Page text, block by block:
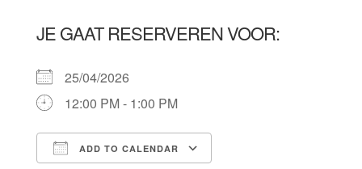
JE GAAT RESERVEREN VOOR:
25/04/2026
12:00 PM - 1:00 PM
ADD TO CALENDAR